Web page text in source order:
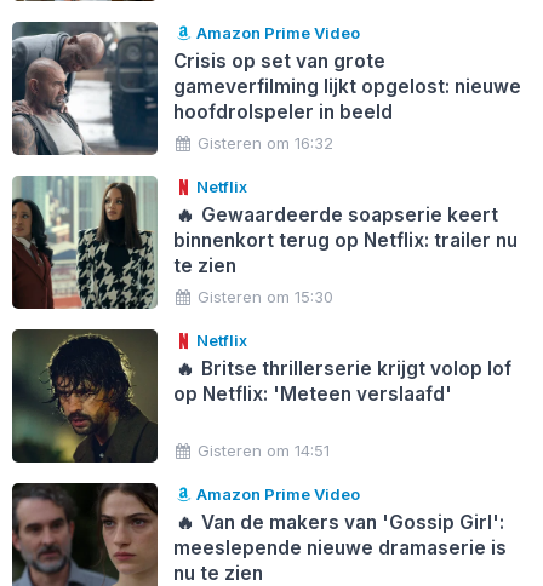
Amazon Prime Video
Crisis op set van grote
gameverfilming lijkt opgelost: nieuwe
hoofdrolspeler in beeld
Gisteren om 16:32
Netflix
🔥 Gewaardeerde soapserie keert
binnenkort terug op Netflix: trailer nu
te zien
Gisteren om 15:30
Netflix
🔥 Britse thrillerserie krijgt volop lof
op Netflix: 'Meteen verslaafd'
Gisteren om 14:51
Amazon Prime Video
🔥 Van de makers van 'Gossip Girl':
meeslepende nieuwe dramaserie is
nu te zien